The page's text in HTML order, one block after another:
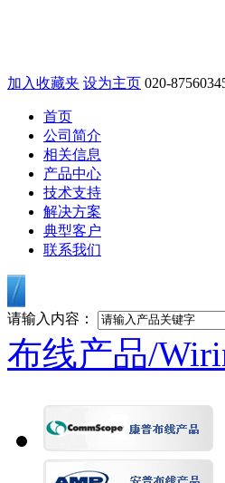
加入收藏夹 设为主页 020-
首页
公司简介
相关信息
产品中心
技术支持
解决方案
典型客户
联系我们
请输入内容：
布线产品/